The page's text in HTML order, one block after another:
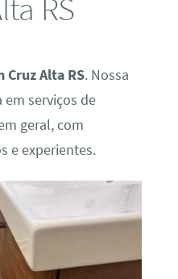
RS
Cruz Alta RS. Nossa
em serviços de
geral, com
e experientes.